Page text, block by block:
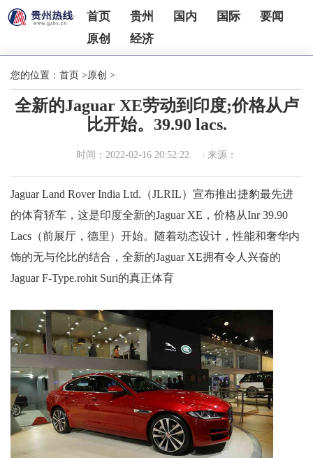
首页 贵州 国内 国际
要闻
原创
经济
您的位置： 首页 >原创 >
全新的Jaguar XE劳动到印度;价格从卢
比开始。39.90 lacs.
时间：2022-02-16 20:52:22 来源：
Jaguar Land Rover India Ltd.（JLRIL）宣布推出捷豹最先进
的体育轿车，这是印度全新的Jaguar XE，价格从Inr 39.90
Lacs（前展厅，德里）开始。随着动态设计，性能和奢华内
饰的无与伦比的结合，全新的Jaguar XE拥有令人兴奋的
Jaguar F-Type.rohit Suri的真正体育